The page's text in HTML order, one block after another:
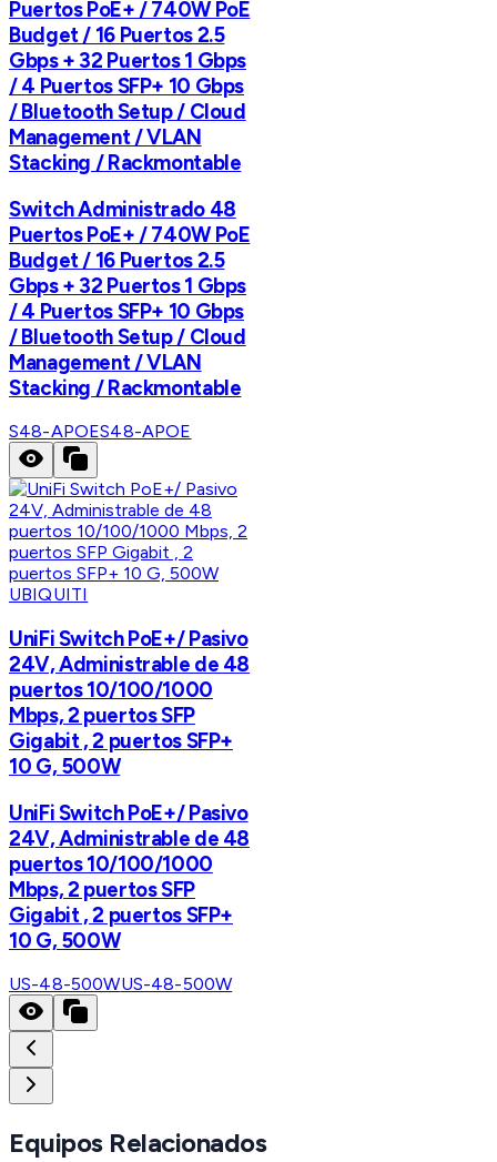
Puertos PoE+ / 740W PoE
Budget / 16 Puertos 2.5
Gbps + 32 Puertos 1 Gbps
/ 4 Puertos SFP+ 10 Gbps
/ Bluetooth Setup / Cloud
Management / VLAN
Stacking / Rackmontable
Switch Administrado 48
Puertos PoE+ / 740W PoE
Budget / 16 Puertos 2.5
Gbps + 32 Puertos 1 Gbps
/ 4 Puertos SFP+ 10 Gbps
/ Bluetooth Setup / Cloud
Management / VLAN
Stacking / Rackmontable
S48-APOES48-APOE
UBIQUITI
UniFi Switch PoE+/ Pasivo
24V, Administrable de 48
puertos 10/100/1000
Mbps, 2 puertos SFP
Gigabit , 2 puertos SFP+
10 G, 500W
UniFi Switch PoE+/ Pasivo
24V, Administrable de 48
puertos 10/100/1000
Mbps, 2 puertos SFP
Gigabit , 2 puertos SFP+
10 G, 500W
US-48-500WUS-48-500W
Equipos Relacionados